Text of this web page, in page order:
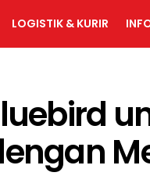
LOGISTIK & KURIR